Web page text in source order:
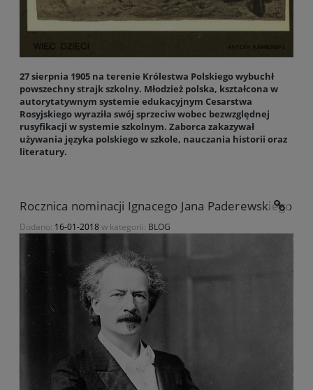
27 sierpnia 1905 na terenie Królestwa Polskiego wybuchł
powszechny strajk szkolny. Młodzież polska, kształcona w
autorytatywnym systemie edukacyjnym Cesarstwa
Rosyjskiego wyraziła swój sprzeciw wobec bezwzględnej
rusyfikacji w systemie szkolnym. Zaborca zakazywał
używania języka polskiego w szkole, nauczania historii oraz
literatury.
Rocznica nominacji Ignacego Jana Paderewskiego
Dodano: 16-01-2018w kategorii: BLOG